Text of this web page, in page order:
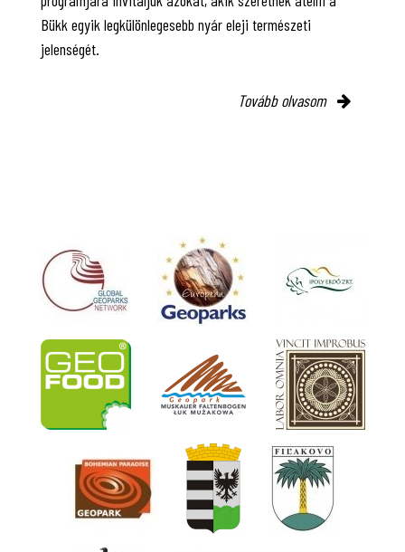
Bükk egyik legkülönlegesebb nyár eleji természeti
jelenségét.
Tovább olvasom